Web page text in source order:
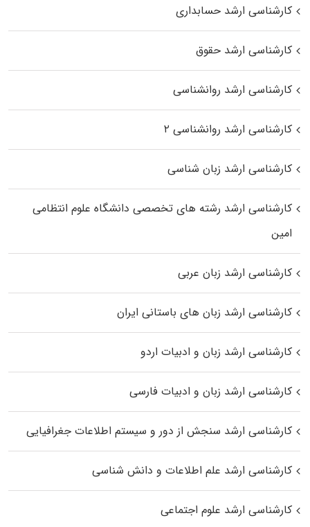
کارشناسی ارشد حسابداری
کارشناسی ارشد حقوق
کارشناسی ارشد روانشناسی
کارشناسی ارشد روانشناسی ۲
کارشناسی ارشد زبان شناسی
کارشناسی ارشد رﺷﺘﻪ ﻫﺎی تخصصی داﻧﺸﮕﺎه ﻋﻠﻮم انتظامی
اﻣﻴﻦ
کارشناسی ارشد زبان عربی
کارشناسی ارشد زبان‌ های باستانی ایران
کارشناسی ارشد زبان و ادبیات اردو
کارشناسی ارشد زبان و ادبیات فارسی
کارشناسی ارشد سنجش از دور و سیستم اطلاعات جغرافیایی
کارشناسی ارشد علم اطلاعات و دانش شناسی
کارشناسی ارشد علوم اجتماعی